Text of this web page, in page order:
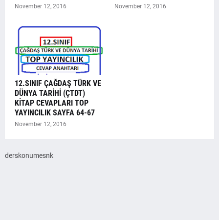
November 12, 2016 November 12, 2016
12.SINIF ÇAĞDAŞ TÜRK VE
DÜNYA TARİHİ (ÇTDT)
KİTAP CEVAPLARI TOP
YAYINCILIK SAYFA 64-67
November 12, 2016
derskonumesnk